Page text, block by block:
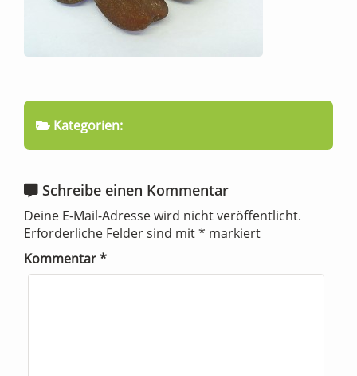
Kategorien:
Schreibe einen Kommentar
Deine E-Mail-Adresse wird nicht veröffentlicht.
Erforderliche Felder sind mit* markiert
Kommentar*